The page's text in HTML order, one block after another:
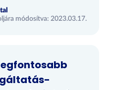
módosítva: 2023.03.17.